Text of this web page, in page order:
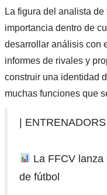
La figura del analista
importancia dentro de
desarrollar análisis con
informes de rivales y
construir una identidad
muchas funciones que
| ENTRENADORS
La FFCV lanza
de fútbol